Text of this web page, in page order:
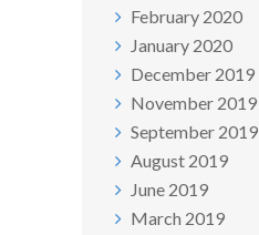
February 2020
January 2020
December 2019
November 2019
September 2019
August 2019
June 2019
March 2019